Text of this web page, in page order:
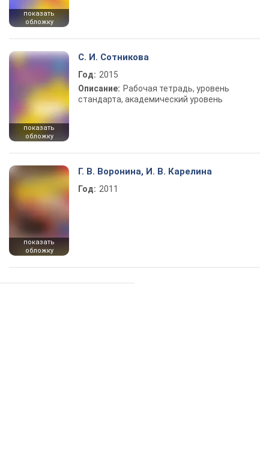
показать
обложку
показать
обложку
С. И. Сотникова
Год: 2015
Описание: Рабочая тетрадь, уровень
стандарта, академический уровень
показать
обложку
Г. В. Воронина, И. В. Карелина
Год: 2011